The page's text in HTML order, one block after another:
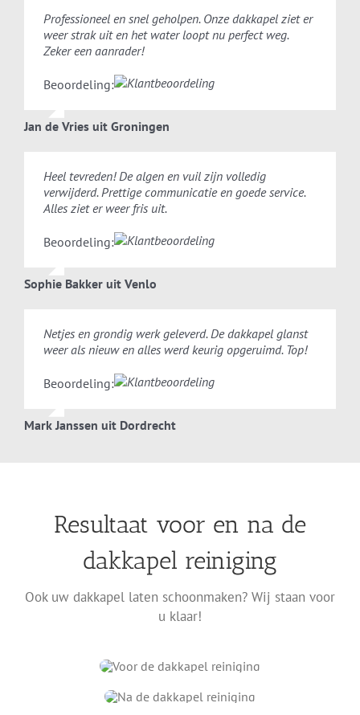
Professioneel en snel geholpen. Onze dakkapel ziet er
weer strak uit en het water loopt nu perfect weg.
Zeker een aanrader!
Beoordeling:
Jan de Vries uit Groningen
Heel tevreden! De algen en vuil zijn volledig
verwijderd. Prettige communicatie en goede service.
Alles ziet er weer fris uit.
Beoordeling:
Sophie Bakker uit Venlo
Netjes en grondig werk geleverd. De dakkapel glanst
weer als nieuw en alles werd keurig opgeruimd. Top!
Beoordeling:
Mark Janssen uit Dordrecht
Resultaat voor en na de
dakkapel reiniging
Ook uw dakkapel laten schoonmaken? Wij staan voor
u klaar!